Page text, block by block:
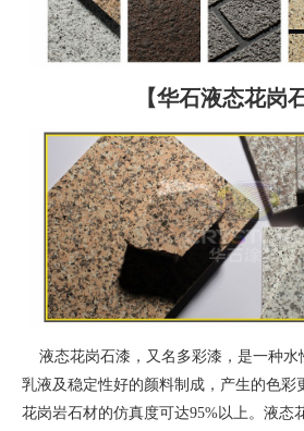
【华石液态花岗
液态花岗石漆，又名多彩漆，是一种水
乳液及稳定性好的颜料制成，产生的色彩
花岗岩石材的仿真度可达95%以上。液态